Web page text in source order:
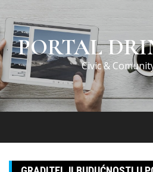
Skip
to
contentPORTAL
Civic &